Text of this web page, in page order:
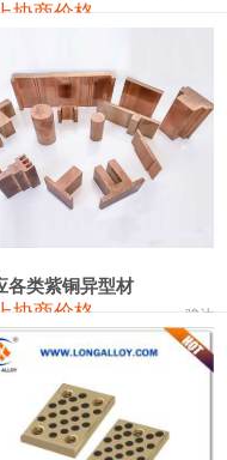
113,970
114,200 400
109,860
26,400 100
100
24,400
协商价格
各类紫铜异型材
协商价格 骏达